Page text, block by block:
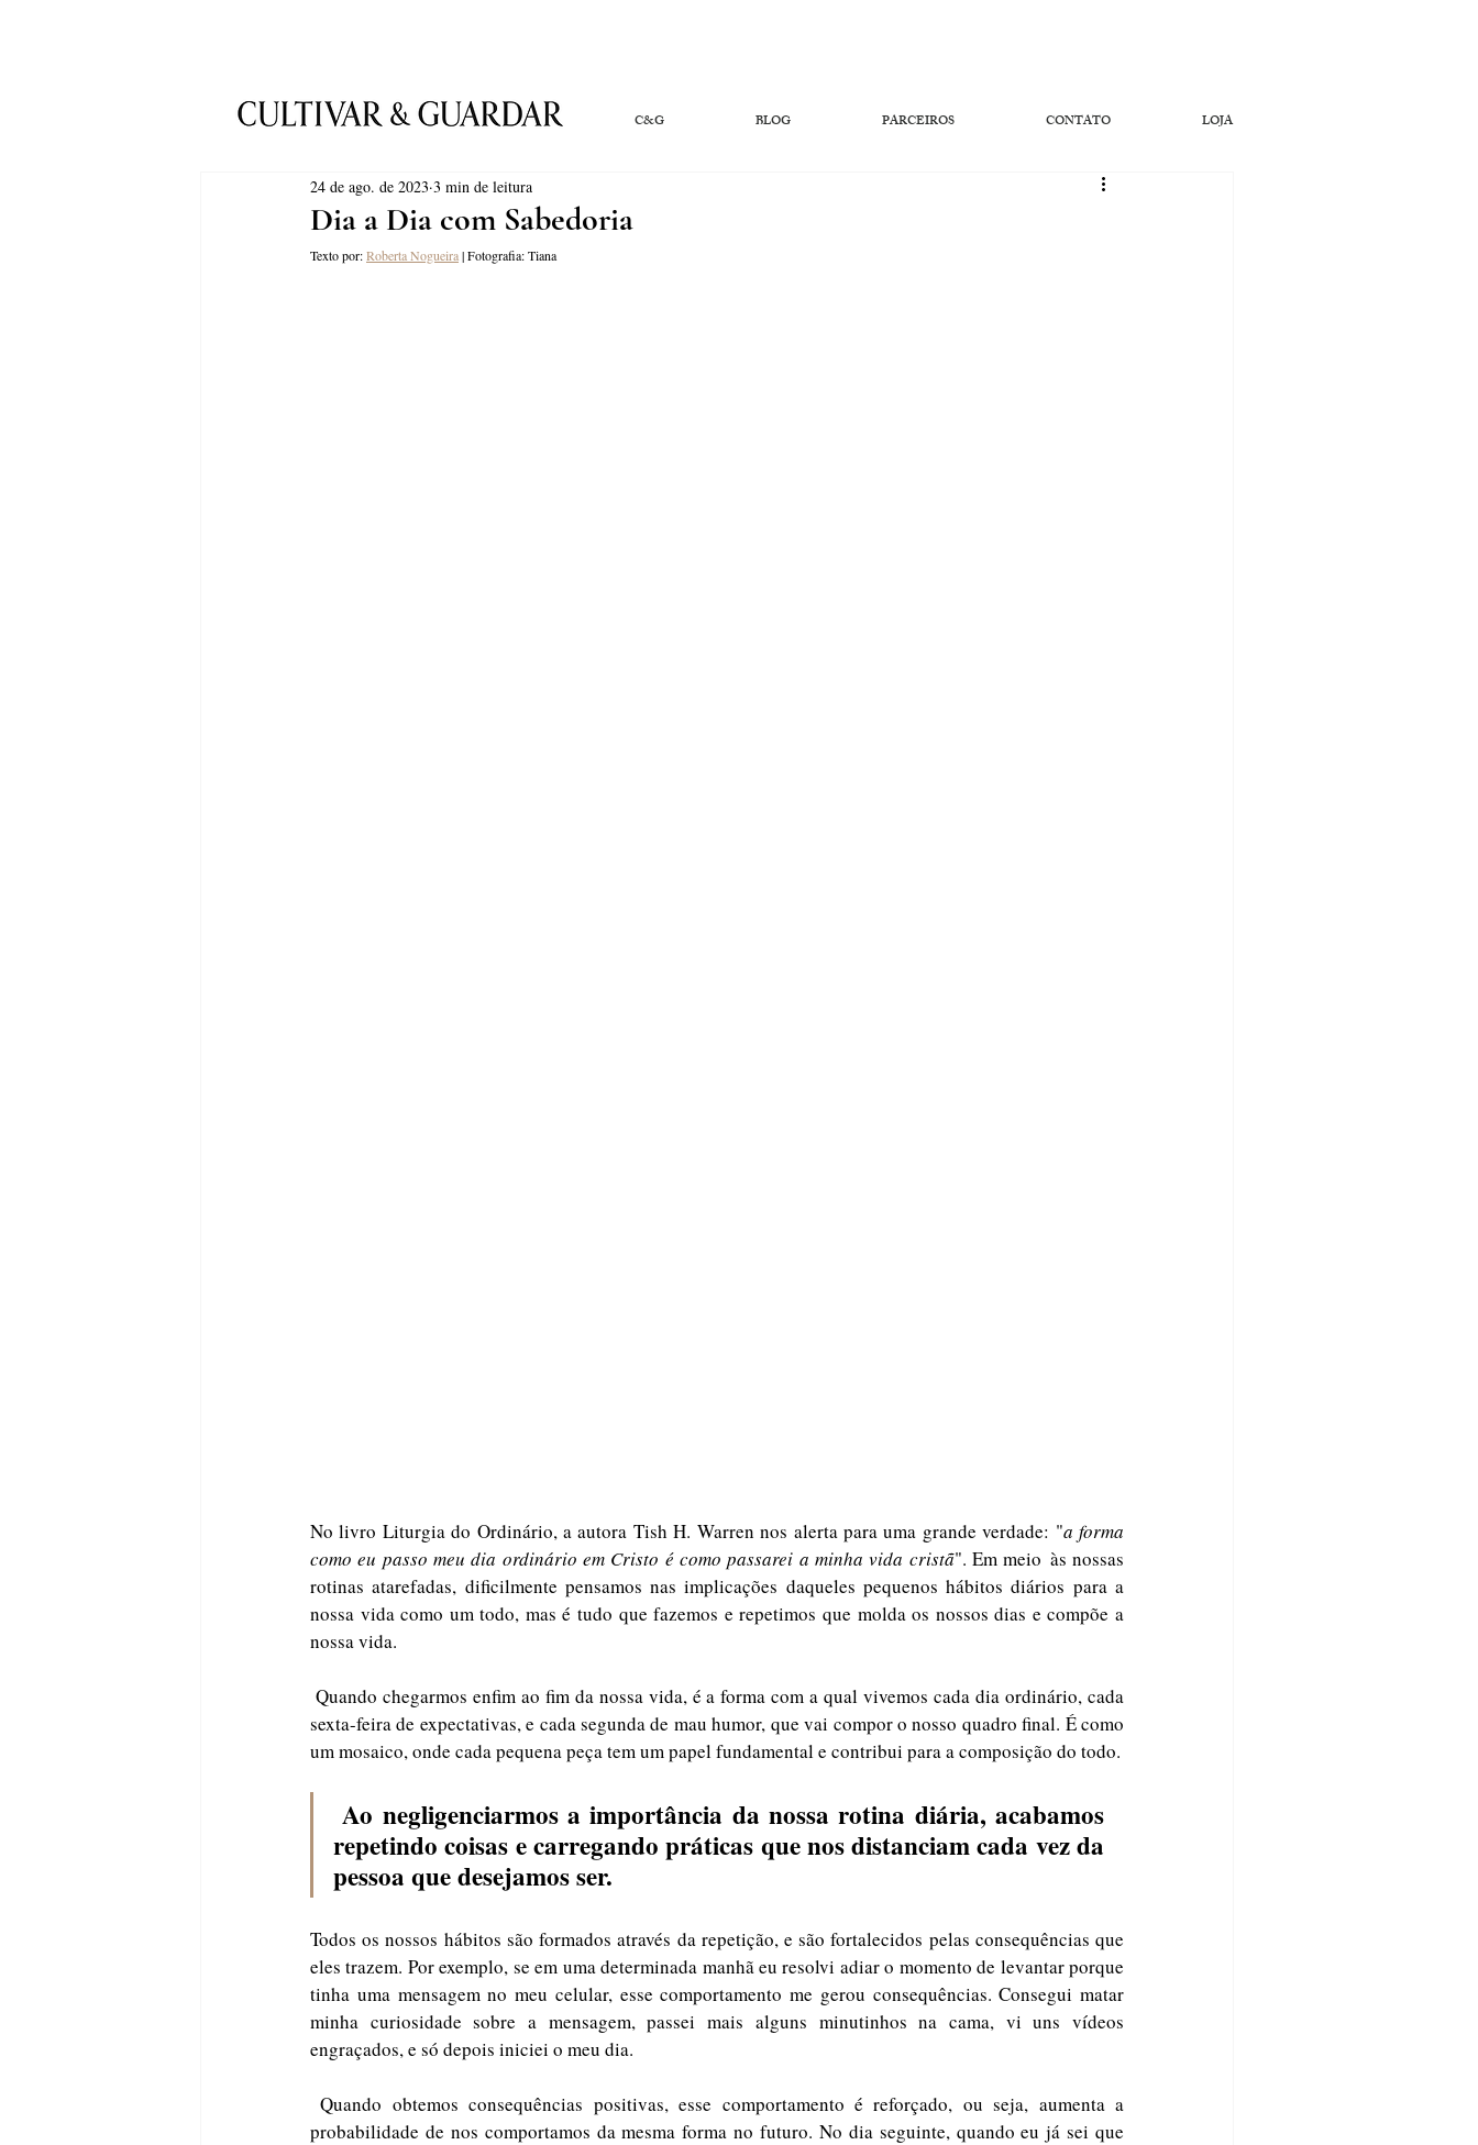
C&G BLOG PARCEIROS CONTATO LOJA
Dia a Dia com Sabedoria
24 de ago. de 2023 3 min de leitura
Texto por: Roberta Nogueira | Fotografia: Tiana
No livro Liturgia do Ordinário, a autora Tish H. Warren nos alerta para uma grande verdade: "a forma
como eu passo meu dia ordinário em Cristo é como passarei a minha vida cristã". Em meio às nossas
rotinas atarefadas, dificilmente pensamos nas implicações daqueles pequenos hábitos diários para a
nossa vida como um todo, mas é tudo que fazemos e repetimos que molda os nossos dias e compõe a
nossa vida.
sexta-feira de expectativas, e cada segunda de mau humor, que vai compor o nosso quadro final. É como
Ao negligenciarmos a importância da nossa rotina diária, acabamos
repetindo coisas e carregando práticas que nos distanciam cada vez da
pessoa que desejamos ser.
Todos os nossos hábitos são formados através da repetição, e são fortalecidos pelas consequências que
eles trazem. Por exemplo, se em uma determinada manhã eu resolvi adiar o momento de levantar porque
tinha uma mensagem no meu celular, esse comportamento me gerou consequências. Consegui matar
minha curiosidade sobre a mensagem, passei mais alguns minutinhos na cama, vi uns vídeos
engraçados, e só depois iniciei o meu dia.
Quando obtemos consequências positivas, esse comportamento é reforçado, ou seja, aumenta a
probabilidade de nos comportamos da mesma forma no futuro. No dia seguinte, quando eu já sei que